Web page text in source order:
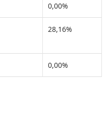
0,00%
28,16%
0,00%